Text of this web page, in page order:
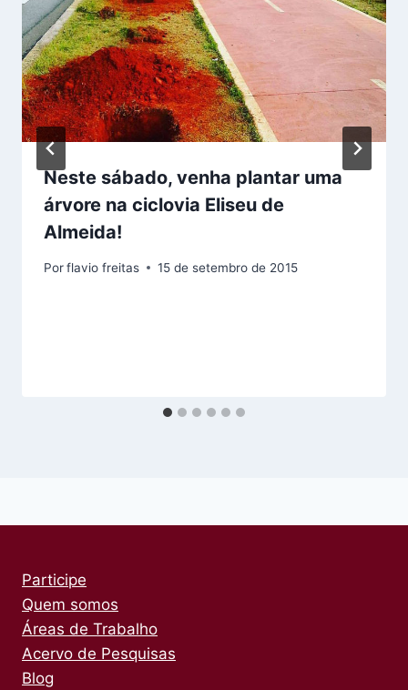
Neste sábado, venha plantar uma
árvore na ciclovia Eliseu de
Almeida!
Porflavio freitas 15 de setembro de 2015
Participe
Quem somos
Áreas de Trabalho
Acervo de Pesquisas
Blog